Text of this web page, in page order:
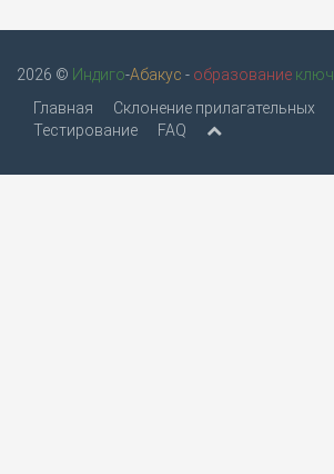
2026 © Индиго-Абакус - образование ключ
Главная
Склонение прилагательных
Тестирование
FAQ